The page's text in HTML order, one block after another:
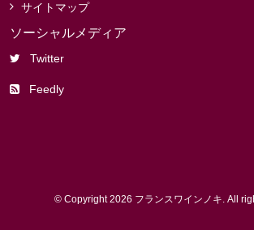
サイトマップ
ソーシャルメディア
Twitter
Feedly
© Copyright 2026 フランスワインノキ. All